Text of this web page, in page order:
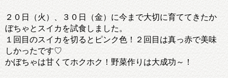
２０日（火）、３０日（金）に今まで大切に育ててきたか
ぼちゃとスイカを試食しました。
１回目のスイカを切るとピンク色！２回目は真っ赤で美味
しかったです♡
かぼちゃは甘くてホクホク！野菜作りは大成功～！